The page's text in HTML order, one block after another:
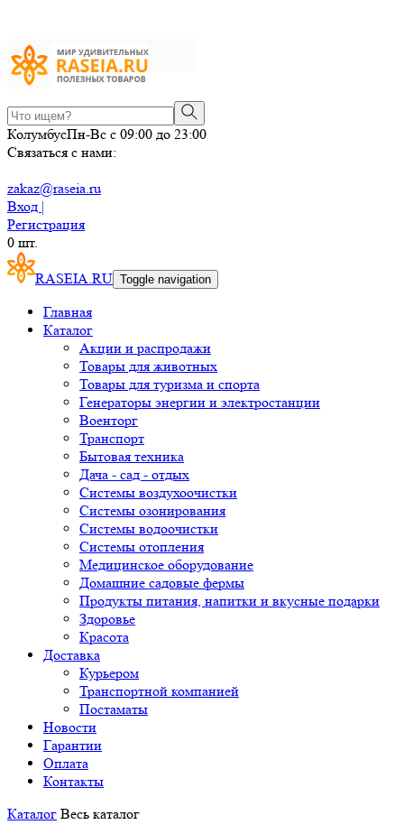
КолумбусПн-Вс с 09:00 до 23:00
Связаться с нами:
zakaz@raseia.ru
Вход |
Регистрация
0 шт.
RASEIA.RU Toggle navigation
Главная
Каталог
Акции и распродажи
Товары для животных
Товары для туризма и спорта
Генераторы энергии и электростанции
Военторг
Транспорт
Бытовая техника
Дача - сад - отдых
Системы воздухоочистки
Системы озонирования
Системы водоочистки
Системы отопления
Медицинское оборудование
Домашние садовые фермы
Продукты питания, напитки и вкусные подарки
Здоровье
Красота
Доставка
Курьером
Транспортной компанией
Постаматы
Новости
Гарантии
Оплата
Контакты
Каталог Весь каталог